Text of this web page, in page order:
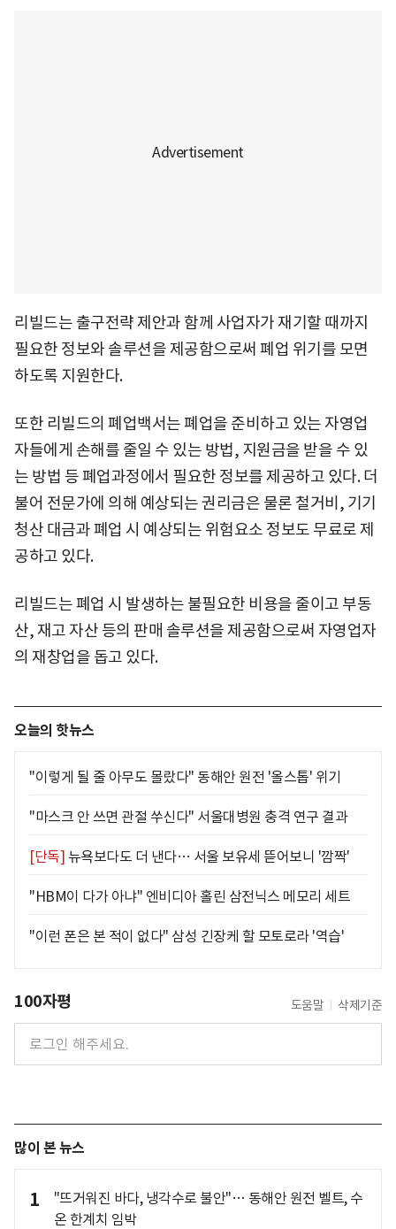
리빌드는 출구전략 제안과 함께 사업자가 재기할 때까지
필요한 정보와 솔루션을 제공함으로써 폐업 위기를 모면
하도록 지원한다.
또한 리빌드의 폐업백서는 폐업을 준비하고 있는 자영업
자들에게 손해를 줄일 수 있는 방법, 지원금을 받을 수 있
는 방법 등 폐업과정에서 필요한 정보를 제공하고 있다. 더
불어 전문가에 의해 예상되는 권리금은 물론 철거비, 기기
청산 대금과 폐업 시 예상되는 위험요소 정보도 무료로 제
공하고 있다.
리빌드는 폐업 시 발생하는 불필요한 비용을 줄이고 부동
산, 재고 자산 등의 판매 솔루션을 제공함으로써 자영업자
의 재창업을 돕고 있다.
오늘의 핫뉴스
"이렇게 될 줄 아무도 몰랐다" 동해안 원전 '올스톱' 위기
"마스크 안 쓰면 관절 쑤신다" 서울대병원 충격 연구 결과
[단독] 뉴욕보다도 더 낸다… 서울 보유세 뜯어보니 '깜짝'
"HBM이 다가 아냐" 엔비디아 홀린 삼전닉스 메모리 세트
"이런 폰은 본 적이 없다" 삼성 긴장케 할 모토로라 '역습'
100자평 도움말 삭제기준
많이 본 뉴스
1
"뜨거워진 바다, 냉각수로 불안"… 동해안 원전 벨트, 수
온 한계치 임박